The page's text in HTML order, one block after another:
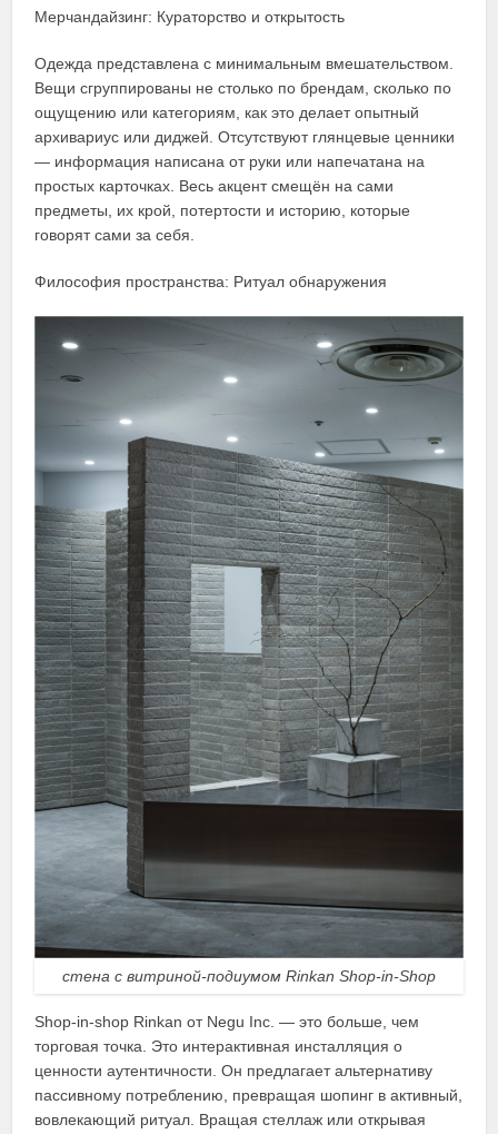
Мерчандайзинг: Кураторство и открытость
Одежда представлена с минимальным вмешательством.
Вещи сгруппированы не столько по брендам, сколько по
ощущению или категориям, как это делает опытный
архивариус или диджей. Отсутствуют глянцевые ценники
— информация написана от руки или напечатана на
простых карточках. Весь акцент смещён на сами
предметы, их крой, потертости и историю, которые
говорят сами за себя.
Философия пространства: Ритуал обнаружения
стена с витриной-подиумом Rinkan Shop-in-Shop
Shop-in-shop Rinkan от Negu Inc. — это больше, чем
торговая точка. Это интерактивная инсталляция о
ценности аутентичности. Он предлагает альтернативу
пассивному потреблению, превращая шопинг в активный,
вовлекающий ритуал. Вращая стеллаж или открывая